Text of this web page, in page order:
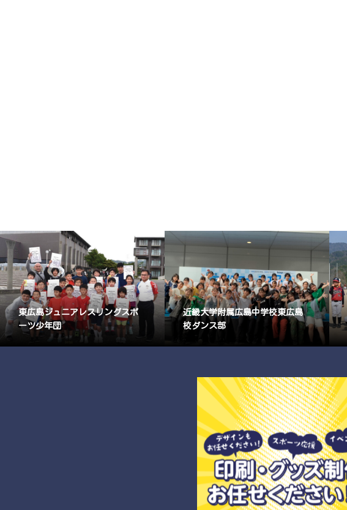
東広島ジュニアレスリングスポ
ーツ少年団
近畿大学附属広島中学校東広島
校ダンス部